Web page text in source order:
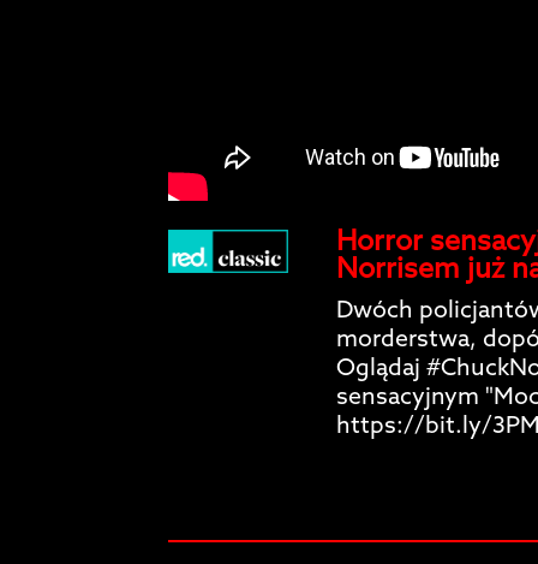
Horror
Norrisem już
Dwóch
morderstwa,
Oglądaj
sensacyjnym
https://bit.ly/